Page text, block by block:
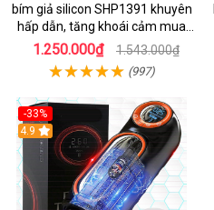
bím giả silicon SHP1391 khuyên
hấp dẫn, tăng khoái cảm mua
ngay
1.250.000₫ 1.543.000₫
(997)
-33%
Hot
4.9